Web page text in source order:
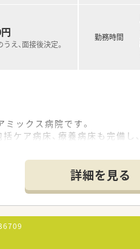
え、面接後決定。
勤務時間
ックス病院です。
ケア病床、療養病床も完備し
プンし、綺麗な職場でご勤務
査、服薬指導 ※外来は院外処
し）
管理
詳細を見る